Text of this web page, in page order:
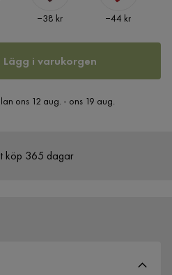
Pris
−38 kr Pris
−44 kr
Lägg i varukorgen
ons 12 aug. - ons 19 aug.